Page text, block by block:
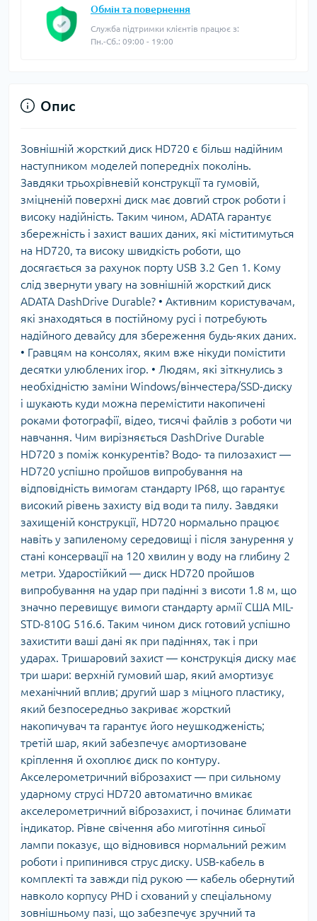
Обмін та повернення
Служба підтримки клієнтів працює з:
Пн.-Сб.: 09:00 - 19:00
Опис
Зовнішній жорсткий диск HD720 є більш надійним
наступником моделей попередніх поколінь.
Завдяки трьохрівневій конструкції та гумовій,
зміцненій поверхні диск має довгий строк роботи і
високу надійність. Таким чином, ADATA гарантує
збережність і захист ваших даних, які міститимуться
на HD720, та високу швидкість роботи, що
досягається за рахунок порту USB 3.2 Gen 1. Кому
слід звернути увагу на зовнішній жорсткий диск
ADATA DashDrive Durable? • Активним користувачам,
які знаходяться в постійному русі і потребують
надійного девайсу для збереження будь-яких даних.
• Гравцям на консолях, яким вже нікуди помістити
десятки улюблених ігор. • Людям, які зіткнулись з
необхідністю заміни Windows/вінчестера/SSD-диску
і шукають куди можна перемістити накопичені
роками фотографії, відео, тисячі файлів з роботи чи
навчання. Чим вирізняється DashDrive Durable
HD720 з поміж конкурентів? Водо- та пилозахист —
HD720 успішно пройшов випробування на
відповідність вимогам стандарту IP68, що гарантує
високий рівень захисту від води та пилу. Завдяки
захищеній конструкції, HD720 нормально працює
навіть у запиленому середовищі і після занурення у
стані консервації на 120 хвилин у воду на глибину 2
метри. Ударостійкий — диск HD720 пройшов
випробування на удар при падінні з висоти 1.8 м, що
значно перевищує вимоги стандарту армії США MIL-
STD-810G 516.6. Таким чином диск готовий успішно
захистити ваші дані як при падіннях, так і при
ударах. Тришаровий захист — конструкція диску має
три шари: верхній гумовий шар, який амортизує
механічний вплив; другий шар з міцного пластику,
який безпосередньо закриває жорсткий
накопичувач та гарантує його неушкодженість;
третій шар, який забезпечує амортизоване
кріплення й охоплює диск по контуру.
Акселерометричний віброзахист — при сильному
ударному струсі HD720 автоматично вмикає
акселерометричний віброзахист, і починає блимати
індикатор. Рівне свічення або миготіння синьої
лампи показує, що відновився нормальний режим
роботи і припинився струс диску. USB-кабель в
комплекті та завжди під рукою — кабель обернутий
навколо корпусу PHD і схований у спеціальному
зовнішньому пазі, що забезпечує зручний та